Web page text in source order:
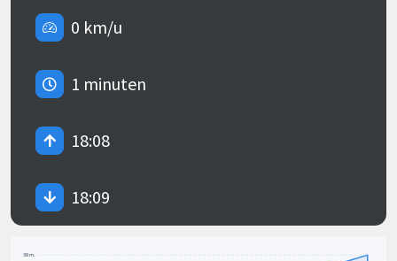
0 km/u
1 minuten
18:08
18:09